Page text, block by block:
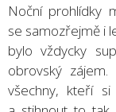
Noční prohlídky
se samozřejmě i
bylo vždycky
obrovský
všechny, kteří